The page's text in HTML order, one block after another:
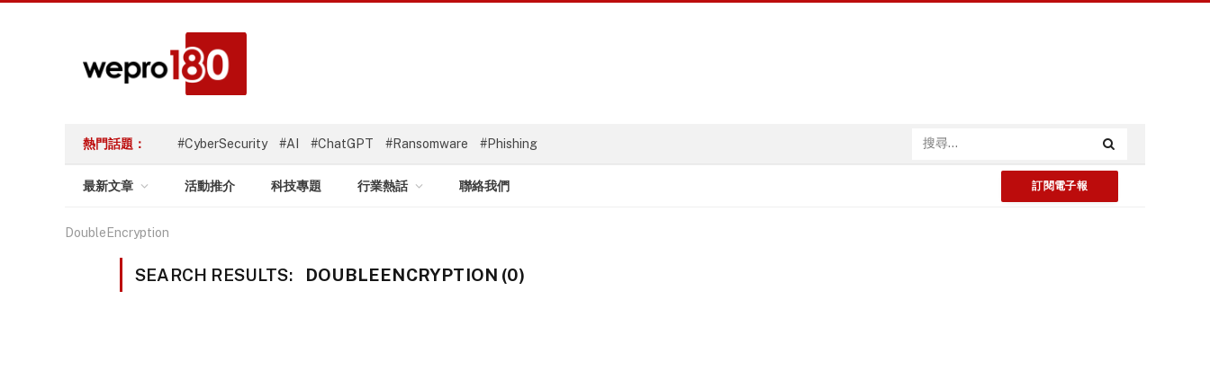
熱門話題： #CyberSecurity #AI #ChatGPT #Ransomware #Phishing
最新文章 活動推介 科技專題 行業熱話 聯絡我們 訂閱電子報
DoubleEncryption
SEARCH RESULTS: DOUBLEENCRYPTION (0)